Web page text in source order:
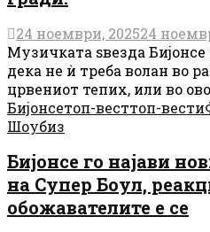
24 ноември, 202524
Музичката ѕвезда
дека не ѝ треба волан во
црвениот тепих, или во
Бијонсетоп-весттоп-вести
Шоубиз
Бијонсе го најави
на Супер Боул,
обожавателите е се